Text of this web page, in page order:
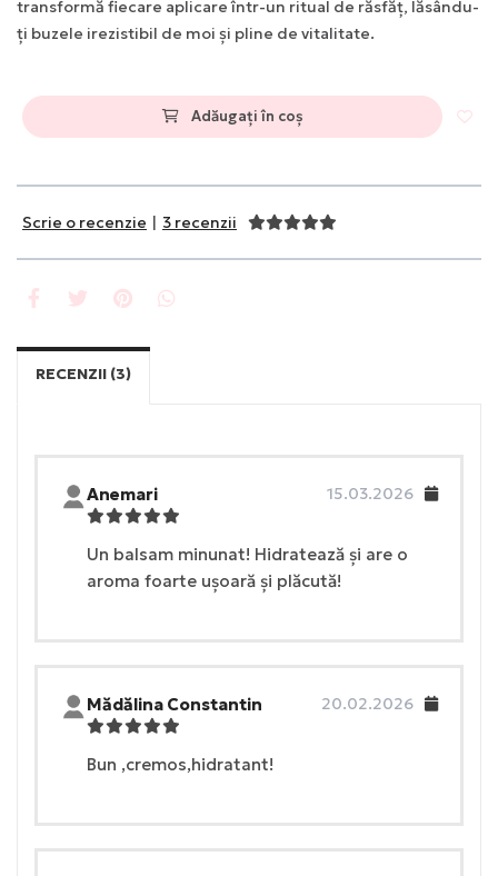
transformă fiecare aplicare într-un ritual de răsfăț, lăsându-
ți buzele irezistibil de moi și pline de vitalitate.
Adăugați în coș
Scrie o recenzie | 3 recenzii
RECENZII (3)
15.03.2026
Anemari
Un balsam minunat! Hidratează și are o
aroma foarte ușoară și plăcută!
20.02.2026
Mădălina Constantin
Bun ,cremos,hidratant!